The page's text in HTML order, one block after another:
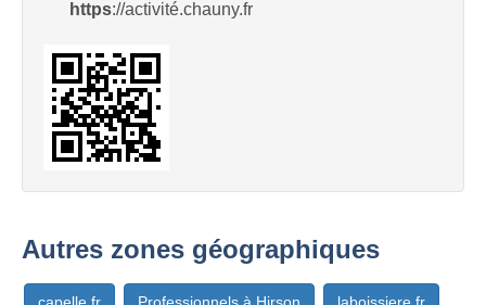
https://activité.chauny.fr
Autres zones géographiques